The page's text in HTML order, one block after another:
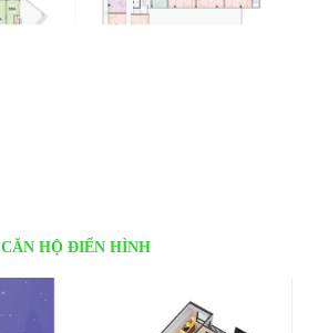
CĂN HỘ ĐIỂN HÌNH